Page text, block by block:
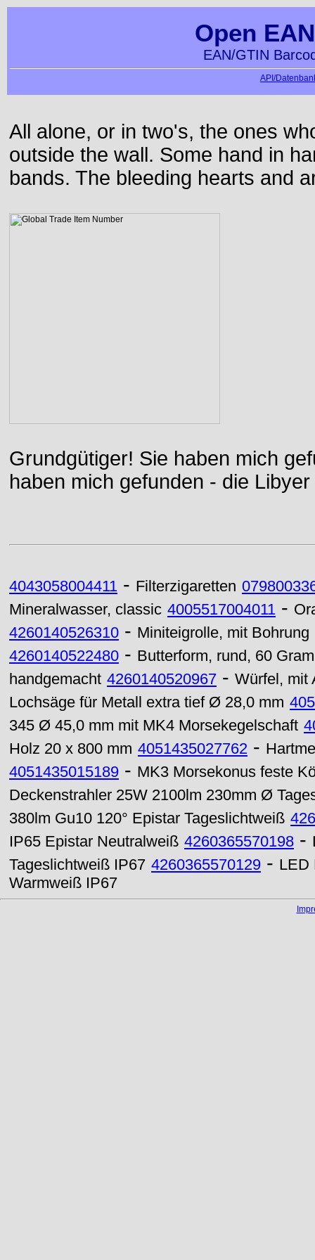
Open
EAN/GTIN
API/
All alone, or in two's, the ones
outside the wall. Some hand in
bands. The bleeding hearts and
Grundgütiger! Sie haben mich
haben mich gefunden - die
4043058004411 - Filterzigaretten
Mineralwasser, classic 4005517004011 -
4260140526310 - Miniteigrolle, mit Bohrung
4260140522480 - Butterform, rund, 60
handgemacht 4260140520967 - Würfel, mit
Lochsäge für Metall extra tief Ø 28,0 mm
345 Ø 45,0 mm mit MK4 Morsekegelschaft
Holz 20 x 800 mm 4051435027762 -
4051435015189 - MK3 Morsekonus feste
Deckenstrahler 25W 2100lm 230mm Ø
380lm Gu10 120° Epistar Tageslichtweiß
IP65 Epistar Neutralweiß 4260365570198 -
Tageslichtweiß IP67 4260365570129 - LED
Warmweiß IP67